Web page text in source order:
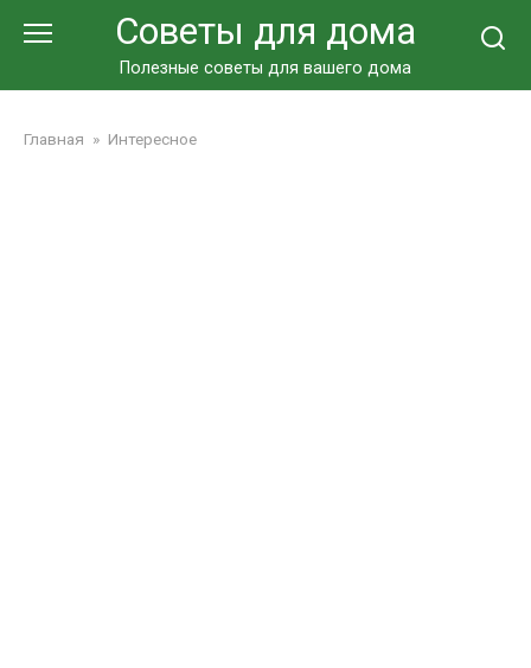
Советы для дома
Полезные советы для вашего дома
Главная » Интересное